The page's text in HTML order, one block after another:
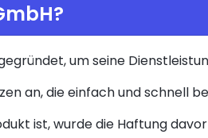
um seine
an, die einfach und schnell
ist, wurde die Haftung